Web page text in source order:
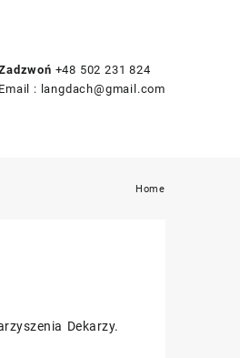
+48 502 231 824
Email : langdach@gmail.com
Home
Dekarzy.